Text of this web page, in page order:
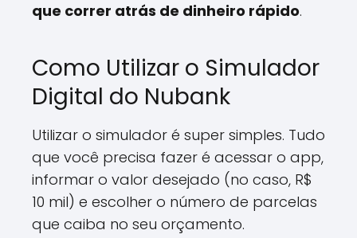
que correr atrás de dinheiro rápido.
Como Utilizar o Simulador
Digital do Nubank
Utilizar o simulador é super simples. Tudo
que você precisa fazer é acessar o app,
informar o valor desejado (no caso, R$
10 mil) e escolher o número de parcelas
que caiba no seu orçamento.